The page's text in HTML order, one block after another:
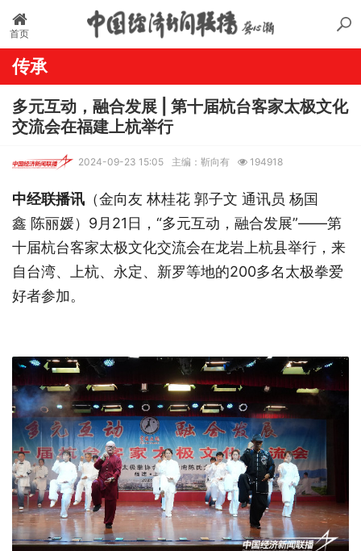
首页
传承
多元互动，融合发展 | 第十届杭台客家太极文化
交流会在福建上杭举行
2024-09-23 15:05 主编：靳向有 194918
中经联播讯 （金向友 林桂花 郭子文 通讯员 杨国
鑫 陈丽媛）9月21日，“多元互动，融合发展”——第
十届杭台客家太极文化交流会在龙岩上杭县举行，来
自台湾、上杭、永定、新罗等地的200多名太极拳爱
好者参加。